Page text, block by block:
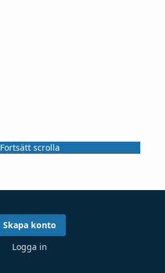
Fortsätt scrolla
Skapa konto
Logga in